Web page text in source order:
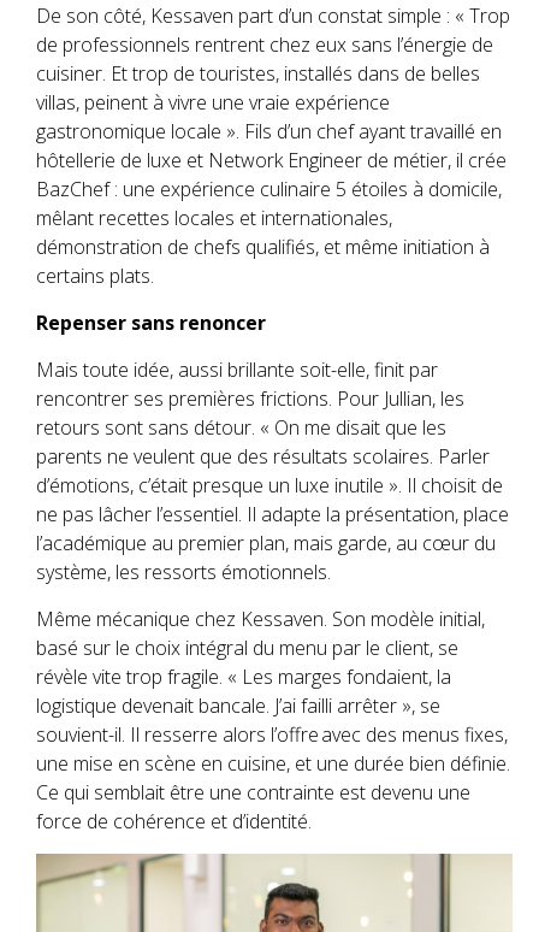
De son côté, Kessaven part d’un constat simple : « Trop
de professionnels rentrent chez eux sans l’énergie de
cuisiner. Et trop de touristes, installés dans de belles
villas, peinent à vivre une vraie expérience
gastronomique locale ». Fils d’un chef ayant travaillé en
hôtellerie de luxe et Network Engineer de métier, il crée
BazChef : une expérience culinaire 5 étoiles à domicile,
mêlant recettes locales et internationales,
démonstration de chefs qualifiés, et même initiation à
certains plats.
Repenser sans renoncer
Mais toute idée, aussi brillante soit-elle, finit par
rencontrer ses premières frictions. Pour Jullian, les
retours sont sans détour. « On me disait que les
parents ne veulent que des résultats scolaires. Parler
d’émotions, c’était presque un luxe inutile ». Il choisit de
ne pas lâcher l’essentiel. Il adapte la présentation, place
l’académique au premier plan, mais garde, au cœur du
système, les ressorts émotionnels.
Même mécanique chez Kessaven. Son modèle initial,
basé sur le choix intégral du menu par le client, se
révèle vite trop fragile. « Les marges fondaient, la
logistique devenait bancale. J’ai failli arrêter », se
souvient-il. Il resserre alors l’offre avec des menus fixes,
une mise en scène en cuisine, et une durée bien définie.
Ce qui semblait être une contrainte est devenu une
force de cohérence et d’identité.